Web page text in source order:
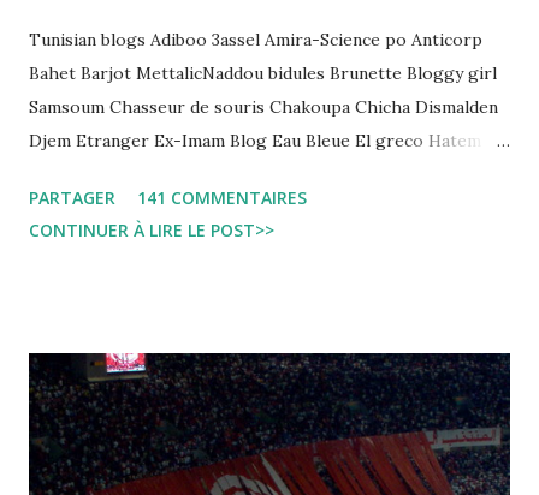
Tunisian blogs Adiboo 3assel Amira-Science po Anticorp
Bahet Barjot MettalicNaddou bidules Brunette Bloggy girl
Samsoum Chasseur de souris Chakoupa Chicha Dismalden
Djem Etranger Ex-Imam Blog Eau Bleue El greco Hatem
Leila fi amarikia Little Sarah American girl Massir mots a
dire Mouch ex Mazzika Tun...
PARTAGER
141 COMMENTAIRES
CONTINUER À LIRE LE POST>>